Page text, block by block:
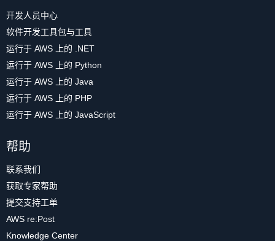
开发人员中心
软件开发工具包与工具
运行于 AWS 上的 .NET
运行于 AWS 上的 Python
运行于 AWS 上的 Java
运行于 AWS 上的 PHP
运行于 AWS 上的 JavaScript
帮助
联系我们
获取专家帮助
提交支持工单
AWS re:Post
Knowledge Center